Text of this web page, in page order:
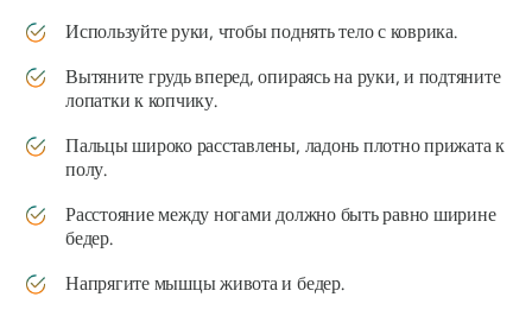
Используйте руки, чтобы поднять тело с коврика.
Вытяните грудь вперед, опираясь на руки, и подтяните
лопатки к копчику.
Пальцы широко расставлены, ладонь плотно прижата к
полу.
Расстояние между ногами должно быть равно ширине
бедер.
Напрягите мышцы живота и бедер.